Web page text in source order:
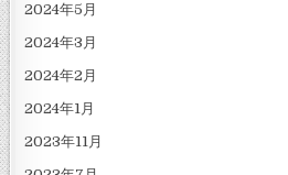
2024年5月
2024年3月
2024年2月
2024年1月
2023年11月